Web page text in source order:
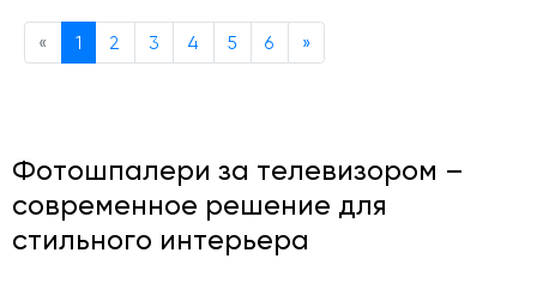
« Previous
1 2 3 4 5 6 »Next
Фотошпалери за телевизором –
современное решение для
стильного интерьера